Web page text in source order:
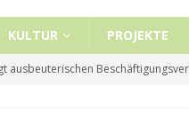
KULTUR PROJEKTE
ausbeuterischen